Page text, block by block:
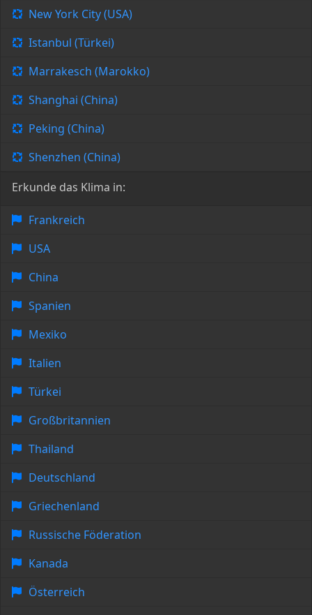
New York City (USA)
Istanbul (Türkei)
Marrakesch (Marokko)
Shanghai (China)
Peking (China)
Shenzhen (China)
Erkunde das Klima in:
Frankreich
USA
China
Spanien
Mexiko
Italien
Türkei
Großbritannien
Thailand
Deutschland
Griechenland
Russische Föderation
Kanada
Österreich